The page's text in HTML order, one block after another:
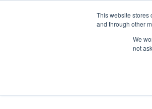
This website stores
and through other
We
not
Über uns